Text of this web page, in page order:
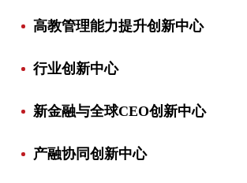
高教管理能力提升创新中心
行业创新中心
新金融与全球CEO创新中心
产融协同创新中心